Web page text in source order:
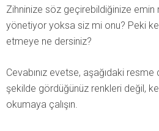
Zihninize söz geçirebildiğinize emin
yönetiyor yoksa siz mi onu? Peki
etmeye ne dersiniz?
Cevabınız evetse, aşağıdaki resme
şekilde gördüğünüz renkleri değil,
okumaya çalışın.